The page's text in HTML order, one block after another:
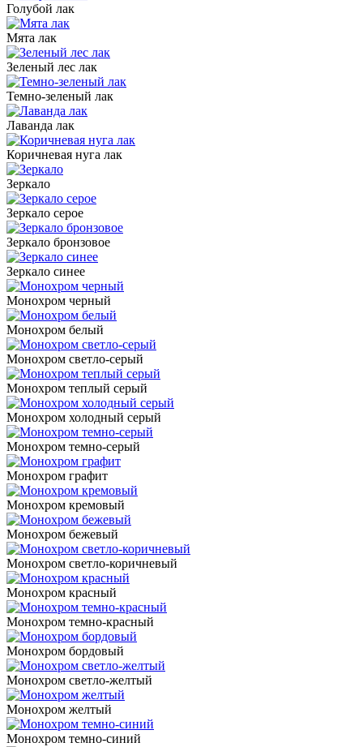
Голубой лак
Мята лак
Зеленый лес лак
Темно-зеленый лак
Лаванда лак
Коричневая нуга лак
Зеркало
Зеркало серое
Зеркало бронзовое
Зеркало синее
Монохром черный
Монохром белый
Монохром светло-серый
Монохром теплый серый
Монохром холодный серый
Монохром темно-серый
Монохром графит
Монохром кремовый
Монохром бежевый
Монохром светло-коричневый
Монохром красный
Монохром темно-красный
Монохром бордовый
Монохром светло-желтый
Монохром желтый
Монохром темно-синий